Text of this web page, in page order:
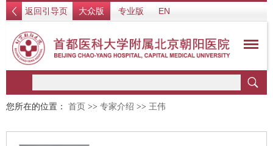
返回引导页 大众版 专业版 EN
您所在的位置： 首页 >> 专家介绍 >> 王伟